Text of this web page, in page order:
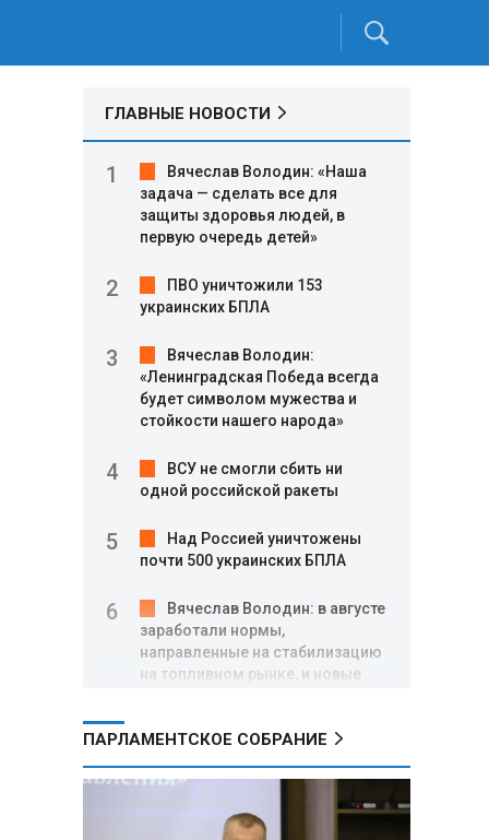
ГЛАВНЫЕ НОВОСТИ
Вячеслав Володин: «Наша
задача — сделать все для
защиты здоровья людей, в
первую очередь детей»
ПВО уничтожили 153
украинских БПЛА
Вячеслав Володин:
«Ленинградская Победа всегда
будет символом мужества и
стойкости нашего народа»
ВСУ не смогли сбить ни
одной российской ракеты
Над Россией уничтожены
почти 500 украинских БПЛА
Вячеслав Володин: в августе
заработали нормы,
направленные на стабилизацию
на топливном рынке, и новые
Александр Лукашенко о
торговых сетях: Почему к
сельчанам вышли только
ПАРЛАМЕНТСКОЕ СОБРАНИЕ